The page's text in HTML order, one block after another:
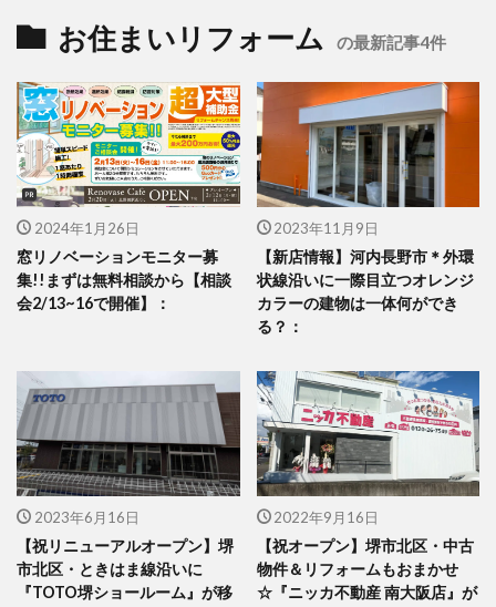
お住まいリフォーム の最新記事4件
2024年1月26日
窓リノベーションモニター募
集!!まずは無料相談から【相談
会2/13~16で開催】：
2023年11月9日
【新店情報】河内長野市＊外環
状線沿いに一際目立つオレンジ
カラーの建物は一体何ができ
る？：
2023年6月16日
【祝リニューアルオープン】堺
市北区・ときはま線沿いに
『TOTO堺ショールーム』が移
2022年9月16日
【祝オープン】堺市北区・中古
物件＆リフォームもおまかせ
☆『ニッカ不動産 南大阪店』が